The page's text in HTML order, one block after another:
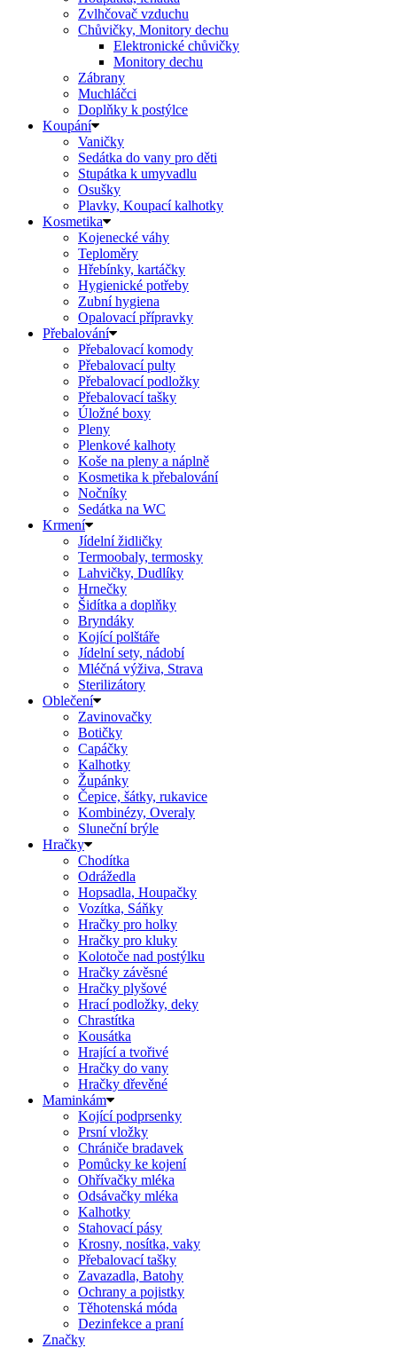
Zvlhčovač vzduchu
Chůvičky, Monitory dechu
Elektronické chůvičky
Monitory dechu
Zábrany
Muchláčci
Doplňky k postýlce
Koupání
Vaničky
Sedátka do vany pro děti
Stupátka k umyvadlu
Osušky
Plavky, Koupací kalhotky
Kosmetika
Kojenecké váhy
Teploměry
Hřebínky, kartáčky
Hygienické potřeby
Zubní hygiena
Opalovací přípravky
Přebalování
Přebalovací komody
Přebalovací pulty
Přebalovací podložky
Přebalovací tašky
Úložné boxy
Pleny
Plenkové kalhoty
Koše na pleny a náplně
Kosmetika k přebalování
Nočníky
Sedátka na WC
Krmení
Jídelní židličky
Termoobaly, termosky
Lahvičky, Dudlíky
Hrnečky
Šidítka a doplňky
Bryndáky
Kojící polštáře
Jídelní sety, nádobí
Mléčná výživa, Strava
Sterilizátory
Oblečení
Zavinovačky
Botičky
Capáčky
Kalhotky
Župánky
Čepice, šátky, rukavice
Kombinézy, Overaly
Sluneční brýle
Hračky
Chodítka
Odrážedla
Hopsadla, Houpačky
Vozítka, Sáňky
Hračky pro holky
Hračky pro kluky
Kolotoče nad postýlku
Hračky závěsné
Hračky plyšové
Hrací podložky, deky
Chrastítka
Kousátka
Hrající a tvořivé
Hračky do vany
Hračky dřevěné
Maminkám
Kojící podprsenky
Prsní vložky
Chrániče bradavek
Pomůcky ke kojení
Ohřívačky mléka
Odsávačky mléka
Kalhotky
Stahovací pásy
Krosny, nosítka, vaky
Přebalovací tašky
Zavazadla, Batohy
Ochrany a pojistky
Těhotenská móda
Dezinfekce a praní
Značky